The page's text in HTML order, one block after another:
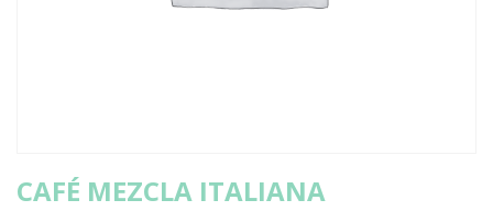
CAFÉ MEZCLA ITALIANA